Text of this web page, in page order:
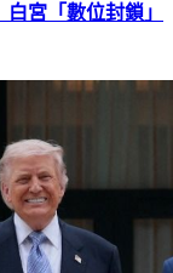
宮「數位封鎖」